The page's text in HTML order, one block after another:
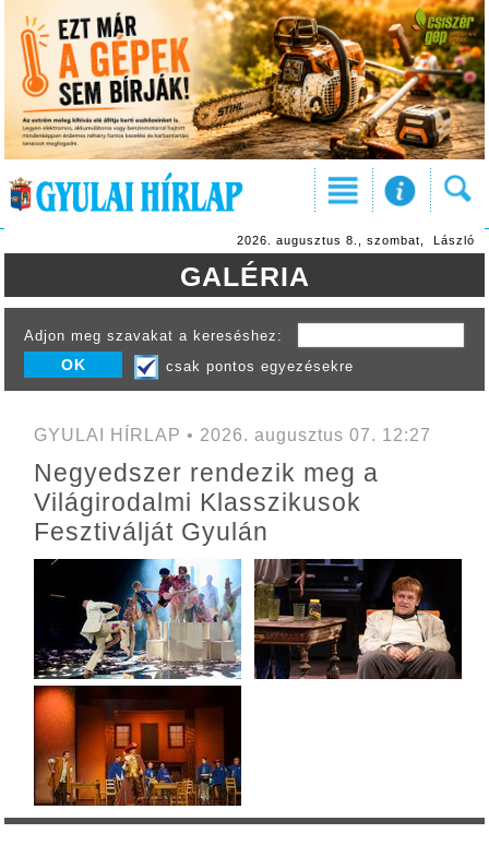
2026. augusztus 8., szombat, László
GALÉRIA
Adjon meg szavakat a kereséshez:
csak pontos egyezésekre
GYULAI HÍRLAP • 2026. augusztus 07. 12:27
Negyedszer rendezik meg a
Világirodalmi Klasszikusok
Fesztiválját Gyulán